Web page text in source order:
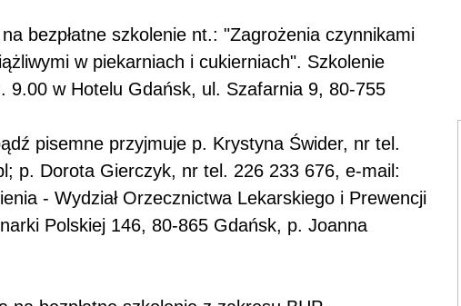
bezpłatne szkolenie nt.: "Zagrożenia czynnikami
w piekarniach i cukierniach". Szkolenie
9.00 w Hotelu Gdańsk, ul. Szafarnia 9, 80-755
pisemne przyjmuje p. Krystyna Świder, nr tel.
p. Dorota Gierczyk, nr tel. 226 233 676, e-mail:
- Wydział Orzecznictwa Lekarskiego i Prewencji
Polskiej 146, 80-865 Gdańsk, p. Joanna